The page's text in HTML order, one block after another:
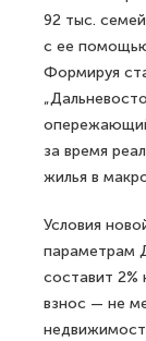
92 тыс.
с ее
Формируя
за время
жилья в
Условия
параметрам
составит 2%
взнос — не